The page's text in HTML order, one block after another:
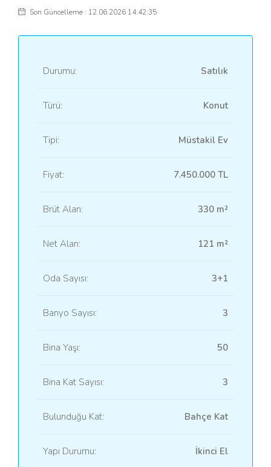
Son Güncelleme : 12.06.2026 14:42:35
Durumu: Satılık
Türü: Konut
Tipi: Müstakil Ev
Fiyat: 7.450.000 TL
Brüt Alan: 330 m²
Net Alan: 121 m²
Oda Sayısı: 3+1
Banyo Sayısı: 3
Bina Yaşı: 50
Bina Kat Sayısı: 3
Bulunduğu Kat: Bahçe Kat
Yapı Durumu: İkinci El